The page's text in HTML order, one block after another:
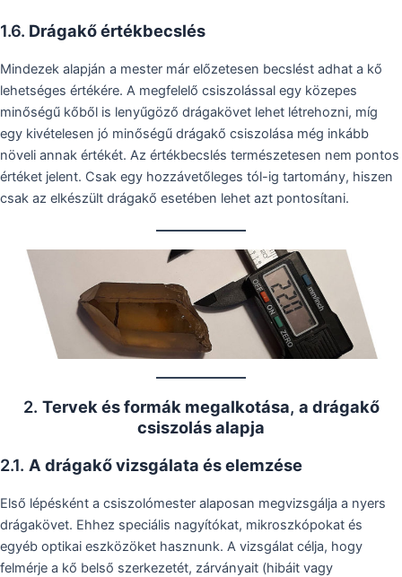
1.6. Drágakő értékbecslés
Mindezek alapján a mester már előzetesen becslést adhat a kő
lehetséges értékére. A megfelelő csiszolással egy közepes
minőségű kőből is lenyűgöző drágakövet lehet létrehozni, míg
egy kivételesen jó minőségű drágakő csiszolása még inkább
növeli annak értékét. Az értékbecslés természetesen nem pontos
értéket jelent. Csak egy hozzávetőleges tól-ig tartomány, hiszen
csak az elkészült drágakő esetében lehet azt pontosítani.
2. Tervek és formák megalkotása, a drágakő
csiszolás alapja
2.1. A drágakő vizsgálata és elemzése
Első lépésként a csiszolómester alaposan megvizsgálja a nyers
drágakövet. Ehhez speciális nagyítókat, mikroszkópokat és
egyéb optikai eszközöket hasznunk. A vizsgálat célja, hogy
felmérje a kő belső szerkezetét, zárványait (hibáit vagy